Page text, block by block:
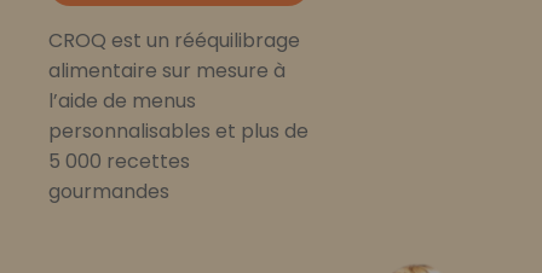
CROQ est un rééquilibrage
alimentaire sur mesure à
l’aide de menus
personnalisables et plus de
5 000 recettes
gourmandes